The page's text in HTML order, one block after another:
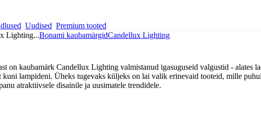
Uudised Premium tooted
Lighting...Bonami kaubamärgidCandellux Lighting
on kaubamärk Candellux Lighting valmistanud igasuguseid valgustid - alates
kuni lampideni. Üheks tugevaks küljeks on lai valik erinevaid tooteid, mille
atraktiivsele disainile ja uusimatele trendidele.